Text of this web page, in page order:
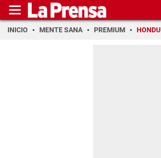
INICIO MENTE SANA PREMIUM